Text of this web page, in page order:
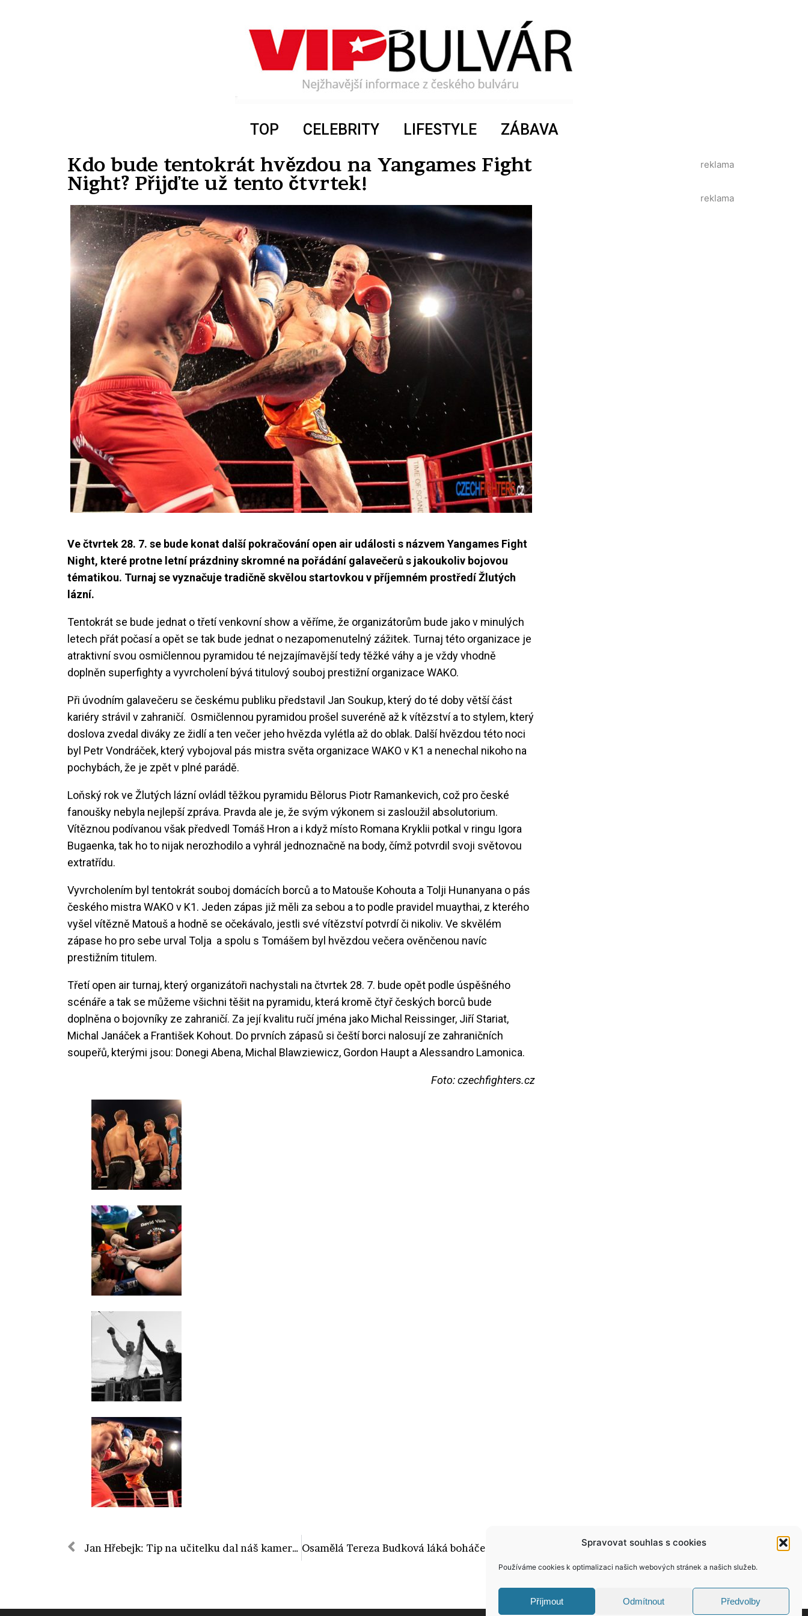
Spravovat souhlas s cookies
Používáme cookies k optimalizaci našich webových stránek a našich služeb.
Příjmout Odmítnout Předvolby
TOP CELEBRITY LIFESTYLE ZÁBAVA
Kdo bude tentokrát hvězdou na Yangames Fight
Night? Přijďte už tento čtvrtek!
Ve čtvrtek 28. 7. se bude konat další pokračování open air události s názvem Yangames Fight
Night, které protne letní prázdniny skromné na pořádání galavečerů s jakoukoliv bojovou
tématikou. Turnaj se vyznačuje tradičně skvělou startovkou v příjemném prostředí Žlutých
lázní.
Tentokrát se bude jednat o třetí venkovní show a věříme, že organizátorům bude jako v minulých
letech přát počasí a opět se tak bude jednat o nezapomenutelný zážitek. Turnaj této organizace je
atraktivní svou osmičlennou pyramidou té nejzajímavější tedy těžké váhy a je vždy vhodně
doplněn superfighty a vyvrcholení bývá titulový souboj prestižní organizace WAKO.
Při úvodním galavečeru se českému publiku představil Jan Soukup, který do té doby větší část
kariéry strávil v zahraničí. Osmičlennou pyramidou prošel suveréně až k vítězství a to stylem, který
doslova zvedal diváky ze židlí a ten večer jeho hvězda vylétla až do oblak. Další hvězdou této noci
byl Petr Vondráček, který vybojoval pás mistra světa organizace WAKO v K1 a nenechal nikoho na
pochybách, že je zpět v plné parádě.
Loňský rok ve Žlutých lázní ovládl těžkou pyramidu Bělorus Piotr Ramankevich, což pro české
fanoušky nebyla nejlepší zpráva. Pravda ale je, že svým výkonem si zasloužil absolutorium.
Vítěznou podívanou však předvedl Tomáš Hron a i když místo Romana Kryklii potkal v ringu Igora
Bugaenka, tak ho to nijak nerozhodilo a vyhrál jednoznačně na body, čímž potvrdil svoji světovou
extratřídu.
Vyvrcholením byl tentokrát souboj domácích borců a to Matouše Kohouta a Tolji Hunanyana o pás
českého mistra WAKO v K1. Jeden zápas již měli za sebou a to podle pravidel muaythai, z kterého
vyšel vítězně Matouš a hodně se očekávalo, jestli své vítězství potvrdí či nikoliv. Ve skvělém
zápase ho pro sebe urval Tolja a spolu s Tomášem byl hvězdou večera ověnčenou navíc
prestižním titulem.
Třetí open air turnaj, který organizátoři nachystali na čtvrtek 28. 7. bude opět podle úspěšného
scénáře a tak se můžeme všichni těšit na pyramidu, která kromě čtyř českých borců bude
doplněna o bojovníky ze zahraničí. Za její kvalitu ručí jména jako Michal Reissinger, Jiří Stariat,
Michal Janáček a František Kohout. Do prvních zápasů si čeští borci nalosují ze zahraničních
soupeřů, kterými jsou: Donegi Abena, Michal Blawziewicz, Gordon Haupt a Alessandro Lamonica.
Foto: czechfighters.cz
Jan Hřebejk: Tip na učitelku dal náš kameraman!
reklama
reklama